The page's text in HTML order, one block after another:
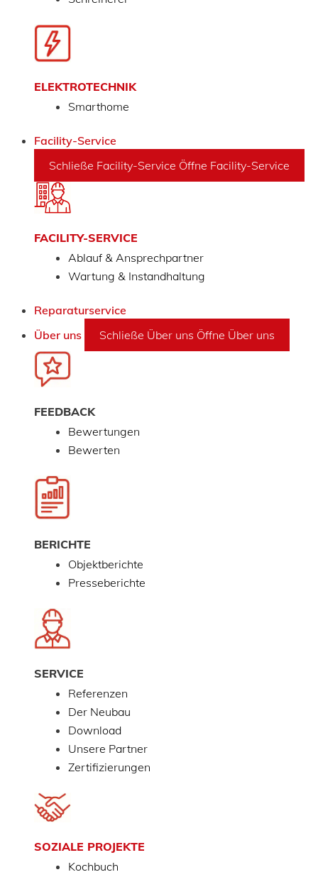
ELEKTROTECHNIK
Smarthome
Facility-Service
Schließe Facility-Service Öffne Facility-Service
FACILITY-SERVICE
Ablauf & Ansprechpartner
Wartung & Instandhaltung
Reparaturservice
Über uns
Schließe Über uns Öffne Über uns
FEEDBACK
Bewertungen
Bewerten
BERICHTE
Objektberichte
Presseberichte
SERVICE
Referenzen
Der Neubau
Download
Unsere Partner
Zertifizierungen
SOZIALE PROJEKTE
Kochbuch